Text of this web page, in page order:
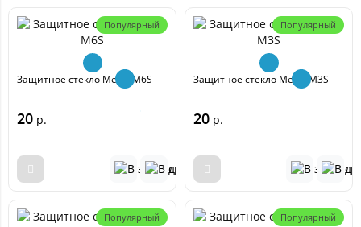
Популярный
Защитное стекло Meizu M6S
20 р.
Популярный
Защитное стекло Meizu M3S
20 р.
Популярный Популярный